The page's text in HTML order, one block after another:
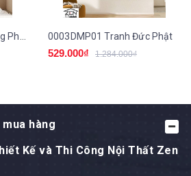
0003DMP01 Tranh Đức Phật
529.000₫ 1.284.000₫
hàng
Kế và Thi Công Nội Thất Zen